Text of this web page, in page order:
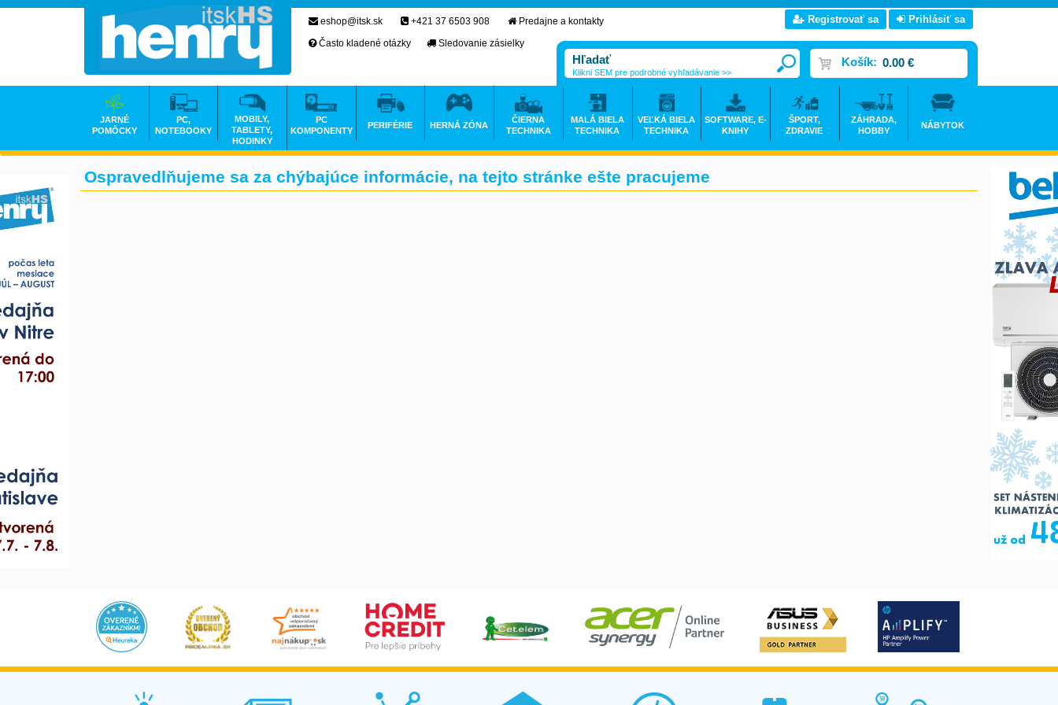
Ospravedlňujeme sa za chýbajúce informácie, na tejto stránke ešte pracujeme
eshop@itsk.sk +421 37 6503 908
Predajne a kontakty
Často kladené otázky
Sledovanie zásielky
Registrovať sa Prihlásiť sa
Košík: 0.00 €
Klikni SEM pre podrobné vyhľadávanie >>
JARNÉ
POMÔCKY
PC,
NOTEBOOKY
MOBILY,
TABLETY,
HODINKY
PC
KOMPONENTY
PERIFÉRIE HERNÁ ZÓNA
ČIERNA
TECHNIKA
MALÁ BIELA
TECHNIKA
VEĽKÁ BIELA
TECHNIKA
SOFTWARE, E-
KNIHY
ŠPORT,
ZDRAVIE
ZÁHRADA,
HOBBY
NÁBYTOK